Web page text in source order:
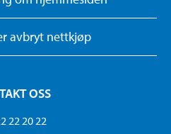
avbryt nettkjøp
OSS
22 20 22